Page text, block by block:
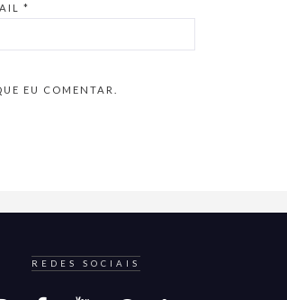
*
EU COMENTAR.
REDES SOCIAIS